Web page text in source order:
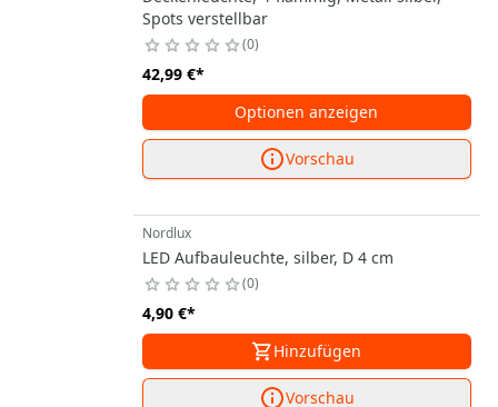
Spots verstellbar
0
42,99 €*
Optionen anzeigen
Vorschau
Nordlux
LED Aufbauleuchte, silber, D 4 cm
0
4,90 €*
Hinzufügen
Vorschau